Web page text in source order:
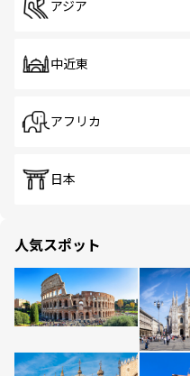
アジア
中近東
アフリカ
日本
人気スポット